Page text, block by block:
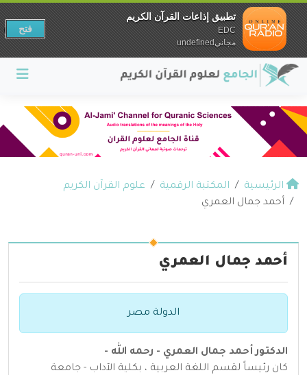
الرئيسية المكتبة الرقمية
علوم القرآن الكريم
أحمد جمال العمري
أحمد جمال العمري
الدولة مصر
الدكتور أحمد جمال العمري - رحمه الله -
كان رئيساً لقسم اللغة العربية ، بكلية الآداب - جامعة
تطبيق إذاعات القرآن الكريم
EDC
مجانيundefined
فتح